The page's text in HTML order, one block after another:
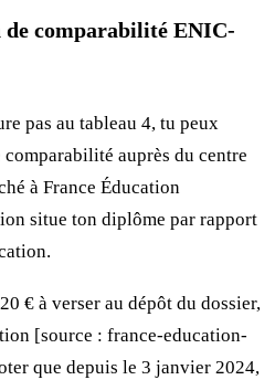
comparabilité ENIC-
pas au tableau 4, tu peux
auprès du centre
à France Éducation
situe ton diplôme par rapport
€ à verser au dépôt du dossier,
[source : france-education-
que depuis le 3 janvier 2024,